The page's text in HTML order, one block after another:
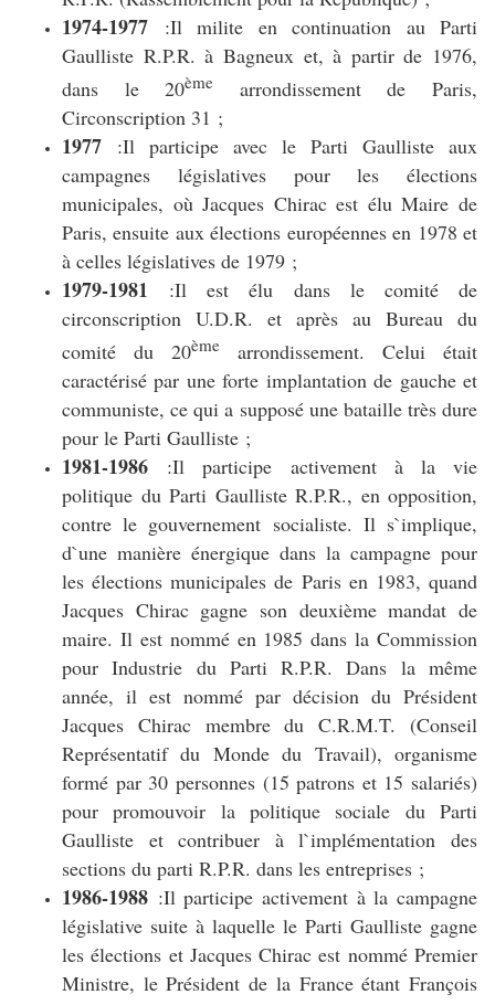
1974-1977 :Il milite en continuation au Parti
Gaulliste R.P.R. à Bagneux et, à partir de 1976,
dans le 20ème
arrondissement de Paris,
Circonscription 31 ;
1977 :Il participe avec le Parti Gaulliste aux
campagnes législatives pour les élections
municipales, où Jacques Chirac est élu Maire de
Paris, ensuite aux élections européennes en 1978 et
à celles législatives de 1979 ;
1979-1981 :Il est élu dans le comité de
circonscription U.D.R. et après au Bureau du
comité du 20ème arrondissement. Celui était
caractérisé par une forte implantation de gauche et
communiste, ce qui a supposé une bataille très dure
pour le Parti Gaulliste ;
1981-1986 :Il participe activement à la vie
politique du Parti Gaulliste R.P.R., en opposition,
contre le gouvernement socialiste. Il s`implique,
d`une manière énergique dans la campagne pour
les élections municipales de Paris en 1983, quand
Jacques Chirac gagne son deuxième mandat de
maire. Il est nommé en 1985 dans la Commission
pour Industrie du Parti R.P.R. Dans la même
année, il est nommé par décision du Président
Jacques Chirac membre du C.R.M.T. (Conseil
Représentatif du Monde du Travail), organisme
formé par 30 personnes (15 patrons et 15 salariés)
pour promouvoir la politique sociale du Parti
Gaulliste et contribuer à l`implémentation des
sections du parti R.P.R. dans les entreprises ;
1986-1988 :Il participe activement à la campagne
législative suite à laquelle le Parti Gaulliste gagne
les élections et Jacques Chirac est nommé Premier
Ministre, le Président de la France étant François